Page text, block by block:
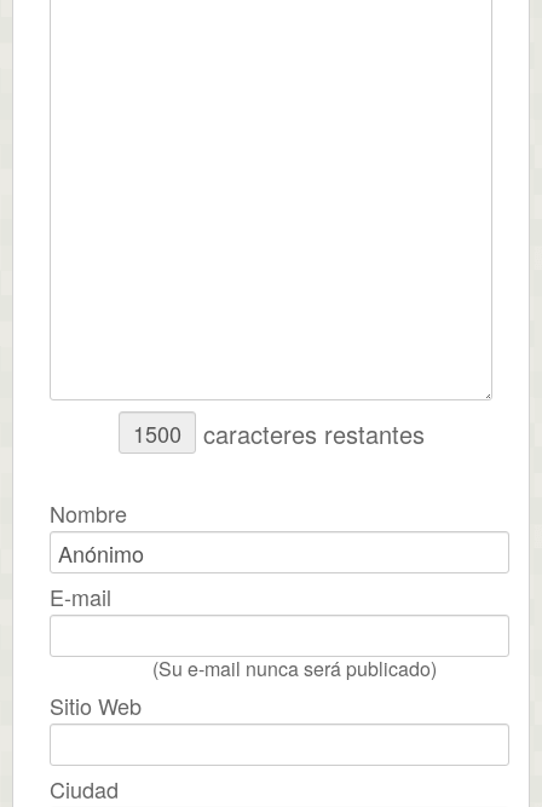
caracteres restantes
Nombre
E-mail
(Su e-mail nunca será publicado)
Sitio Web
Ciudad